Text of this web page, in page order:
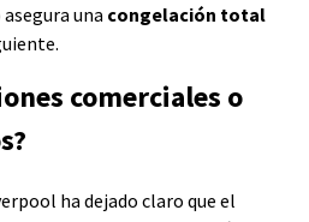
una congelación total
comerciales o
ha dejado claro que el